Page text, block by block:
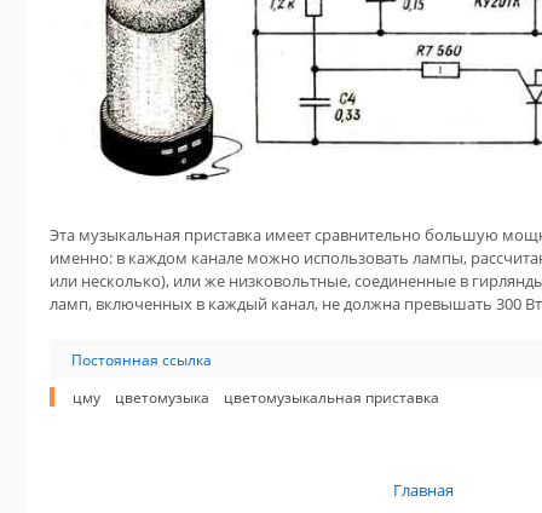
Эта музыкальная приставка имеет сравнительно большую
именно: в каждом канале можно использовать лампы,
или несколько), или же низковольтные, соединенные в
ламп, включенных в каждый канал, не должна превышать 300
Постоянная ссылка
цму
цветомузыка цветомузыкальная приставка
Главная